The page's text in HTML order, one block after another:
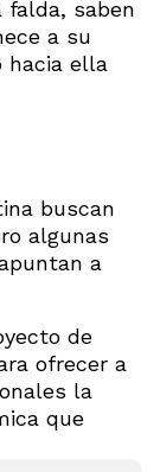
falda, saben
a su
hacia ella
buscan
algunas
a
de
ofrecer a
la
que